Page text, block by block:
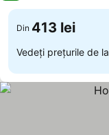
Din 413 lei
Vedeți prețurile de la